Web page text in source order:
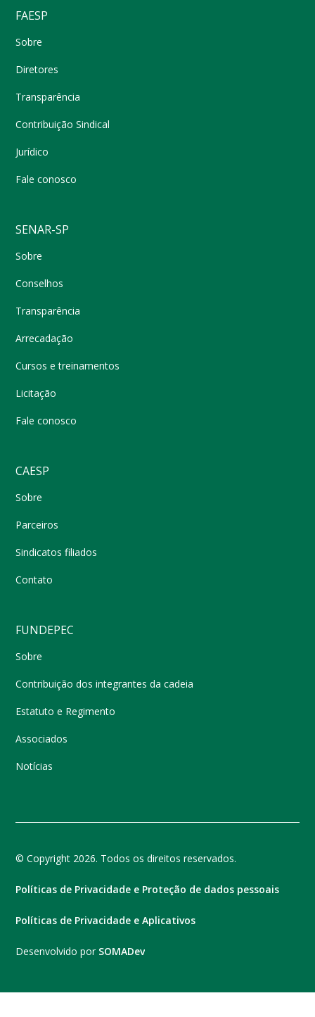
FAESP
Sobre
Diretores
Transparência
Contribuição Sindical
Jurídico
Fale conosco
SENAR-SP
Sobre
Conselhos
Transparência
Arrecadação
Cursos e treinamentos
Licitação
Fale conosco
CAESP
Sobre
Parceiros
Sindicatos filiados
Contato
FUNDEPEC
Sobre
Contribuição dos integrantes da cadeia
Estatuto e Regimento
Associados
Notícias
© Copyright 2026. Todos os direitos reservados.
Políticas de Privacidade e Proteção de dados pessoais
Políticas de Privacidade e Aplicativos
Desenvolvido por SOMADev